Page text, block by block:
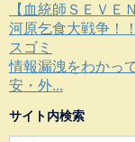
【血統師ＳＥＶＥ
河原乞食大戦争！
スゴミ
情報漏洩をわかっ
安・外...
サイト内検索